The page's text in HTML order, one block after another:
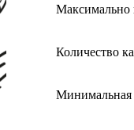
Максимально
Количество
Минимальная